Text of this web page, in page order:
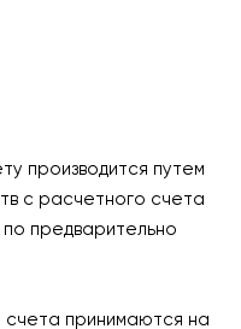
производится путем
с расчетного счета
предварительно
принимаются на